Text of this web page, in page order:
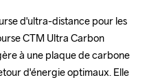
d'ultra-distance pour les
CTM Ultra Carbon
à une plaque de carbone
d'énergie optimaux. Elle